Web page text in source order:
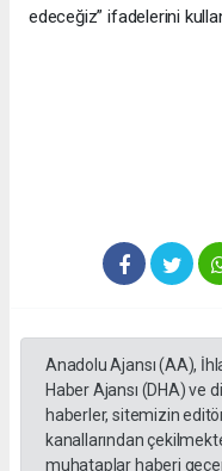
edeceğiz” ifadelerini
Anadolu Ajansı (AA),
Haber Ajansı (DHA) ve
haberler, sitemizin
kanallarından
muhataplar haberi